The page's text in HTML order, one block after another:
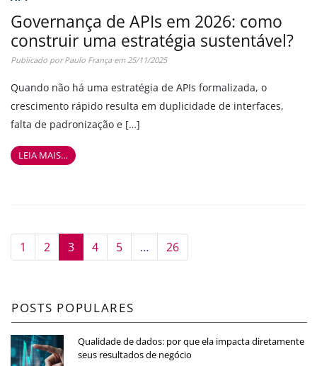
Governança de APIs em 2026: como
construir uma estratégia sustentável?
Publicado porPaulo Françaem 25/11/2025
Quando não há uma estratégia de APIs formalizada, o
crescimento rápido resulta em duplicidade de interfaces,
falta de padronização e […]
LEIA MAIS…
1 2 3 4 5 … 26
POSTS POPULARES
Qualidade de dados: por que ela impacta diretamente
seus resultados de negócio